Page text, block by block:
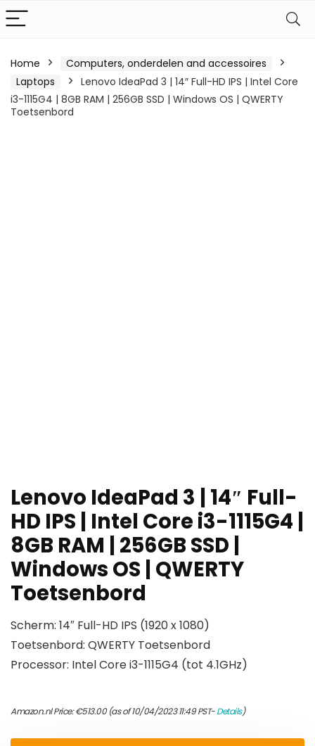
Home
Computers, onderdelen and accessoires
Laptops
Lenovo IdeaPad 3 | 14″ Full-HD IPS | Intel Core
i3-1115G4 | 8GB RAM | 256GB SSD | Windows OS | QWERTY
Toetsenbord
Lenovo IdeaPad 3 | 14″ Full-
HD IPS | Intel Core i3-1115G4 |
8GB RAM | 256GB SSD |
Windows OS | QWERTY
Toetsenbord
Scherm: 14″ Full-HD IPS (1920 x 1080)
Toetsenbord: QWERTY Toetsenbord
Processor: Intel Core i3-1115G4 (tot 4.1GHz)
Amazon.nl Price:€513.00(as of 10/04/2023 11:49 PST-Details)